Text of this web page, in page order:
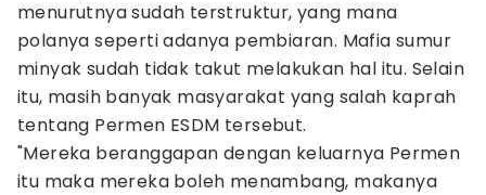
menurutnya sudah terstruktur, yang mana
polanya seperti adanya pembiaran. Mafia sumur
minyak sudah tidak takut melakukan hal itu. Selain
itu, masih banyak masyarakat yang salah kaprah
tentang Permen ESDM tersebut.
"Mereka beranggapan dengan keluarnya Permen
itu maka mereka boleh menambang, makanya